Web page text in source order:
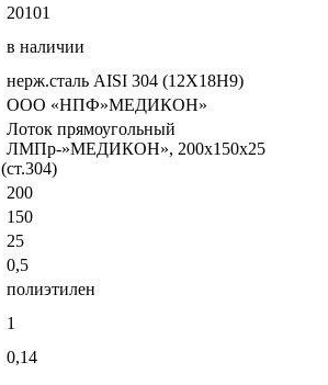
20101
в наличии
нерж.сталь AISI 304 (12Х18Н9)
ООО «НПФ»МЕДИКОН»
Лоток прямоугольный
ЛМПр-»МЕДИКОН», 200х150х25
(ст.304)
200
150
25
0,5
полиэтилен
1
0,14